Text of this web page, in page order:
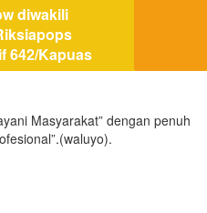
diwakili
642/Kapuas
Masyarakat” dengan penuh